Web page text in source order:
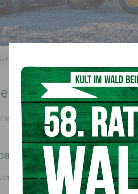
Fuhrparks: Der neue Radlader & Sattelzug mit
und breiten Kundenstock im